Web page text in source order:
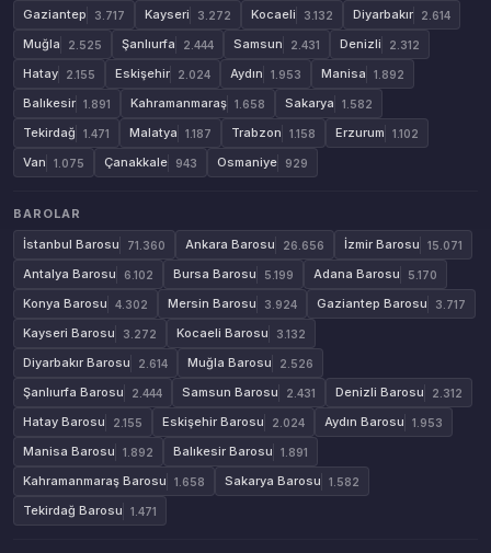
Gaziantep 3.717 Kayseri 3.272 Kocaeli 3.132 Diyarbakır 2.614
Muğla 2.525 Şanlıurfa 2.444 Samsun 2.431 Denizli 2.312
Hatay 2.155 Eskişehir 2.024 Aydın 1.953 Manisa 1.892
Balıkesir 1.891 Kahramanmaraş 1.658 Sakarya 1.582
Tekirdağ 1.471 Malatya 1.187 Trabzon 1.158 Erzurum 1.102
Van 1.075 Çanakkale 943 Osmaniye 929
BAROLAR
İstanbul Barosu
71.360 Ankara Barosu 26.656 İzmir Barosu 15.071
Antalya Barosu 6.102 Bursa Barosu 5.199 Adana Barosu 5.170
Konya Barosu 4.302 Mersin Barosu 3.924 Gaziantep Barosu 3.717
Kayseri Barosu 3.272 Kocaeli Barosu 3.132
Diyarbakır Barosu 2.614 Muğla Barosu 2.526
Şanlıurfa Barosu 2.444 Samsun Barosu 2.431 Denizli Barosu 2.312
Hatay Barosu 2.155 Eskişehir Barosu 2.024 Aydın Barosu 1.953
Manisa Barosu 1.892 Balıkesir Barosu 1.891
Kahramanmaraş Barosu 1.658 Sakarya Barosu 1.582
Tekirdağ Barosu 1.471